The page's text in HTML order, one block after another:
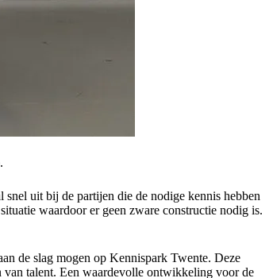
uit bij de partijen die de nodige kennis hebben
waardoor er geen zware constructie nodig is.
de slag mogen op Kennispark Twente. Deze
van talent. Een waardevolle ontwikkeling voor de